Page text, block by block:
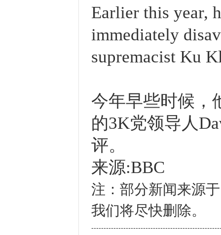
Earlier this year,
immediately
supremacist Ku
今年早些时候，
的3K党领导人
评。
来源:BBC
注：部分新闻来源
我们将尽快删除。